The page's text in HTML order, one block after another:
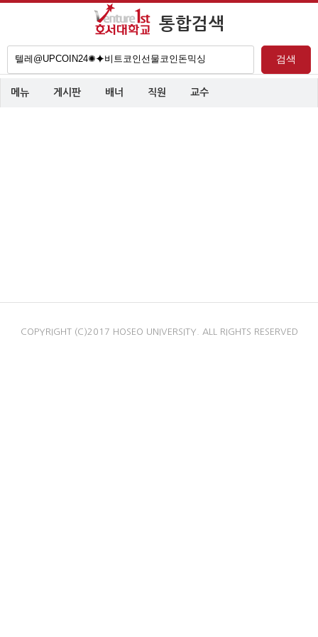
통합검색
검색
메뉴 게시판 배너 직원 교수
COPYRIGHT (C)2017 HOSEO UNIVERSITY. ALL RIGHTS RESERVED